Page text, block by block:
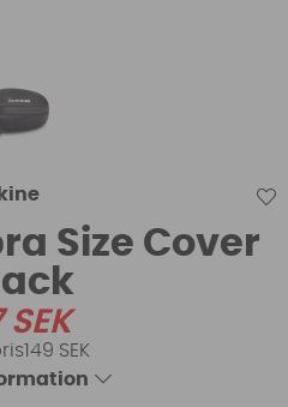
Size Cover
SEK
149 SEK